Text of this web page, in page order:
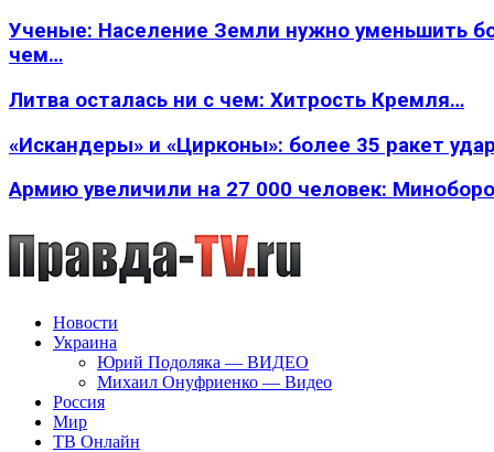
Ученые: Население Земли нужно уменьшить
чем…
Литва осталась ни с чем: Хитрость Кремля…
«Искандеры» и «Цирконы»: более 35 ракет
Армию увеличили на 27 000 человек:
Новости
Украина
Юрий Подоляка — ВИДЕО
Михаил Онуфриенко — Видео
Россия
Мир
ТВ Онлайн